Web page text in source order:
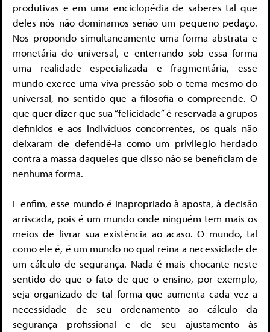
produtivas e em uma enciclopédia de saberes tal que
deles nós não dominamos senão um pequeno pedaço.
Nos propondo simultaneamente uma forma abstrata e
monetária do universal, e enterrando sob essa forma
uma realidade especializada e fragmentária, esse
mundo exerce uma viva pressão sob o tema mesmo do
universal, no sentido que a filosofia o compreende. O
que quer dizer que sua “felicidade” é reservada a grupos
definidos e aos indivíduos concorrentes, os quais não
deixaram de defendê-la como um privilegio herdado
contra a massa daqueles que disso não se beneficiam de
nenhuma forma.
E enfim, esse mundo é inapropriado à aposta, à decisão
arriscada, pois é um mundo onde ninguém tem mais os
meios de livrar sua existência ao acaso. O mundo, tal
como ele é, é um mundo no qual reina a necessidade de
um cálculo de segurança. Nada é mais chocante neste
sentido do que o fato de que o ensino, por exemplo,
seja organizado de tal forma que aumenta cada vez a
necessidade de seu ordenamento ao cálculo da
segurança profissional e de seu ajustamento às